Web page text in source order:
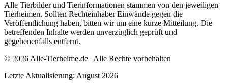
Alle Tierbilder und Tierinformationen stammen von den jeweiligen
Tierheimen. Sollten Rechteinhaber Einwände gegen die
Veröffentlichung haben, bitten wir um eine kurze Mitteilung. Die
betreffenden Inhalte werden unverzüglich geprüft und
gegebenenfalls entfernt.
© 2026 Alle-Tierheime.de | Alle Rechte vorbehalten
Letzte Aktualisierung: August 2026